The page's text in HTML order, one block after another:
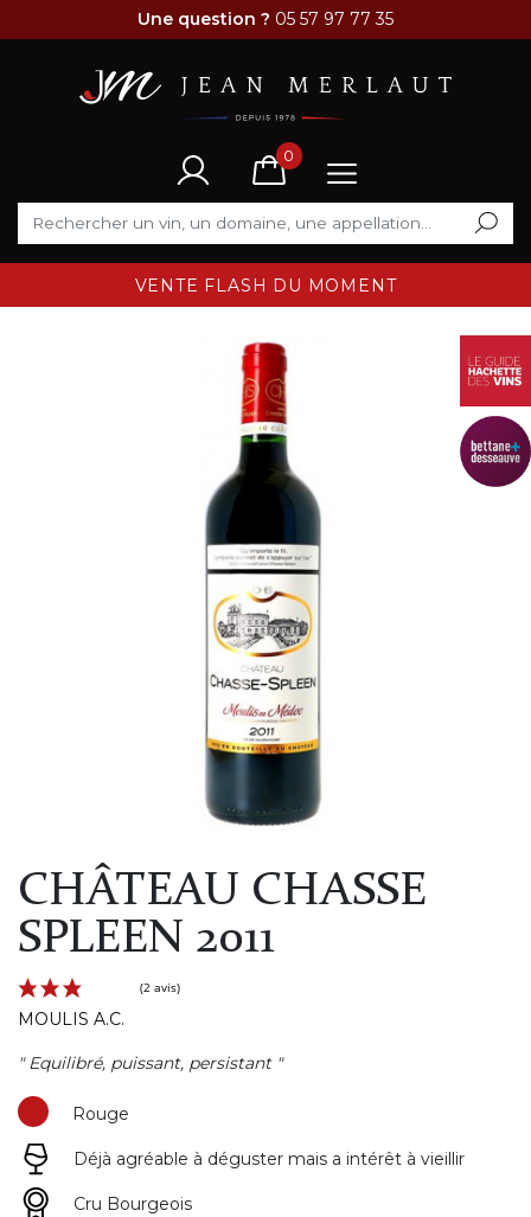
Une question ? 05 57 97 77 35
0
VENTE FLASH DU MOMENT
CHÂTEAU CHASSE
SPLEEN 2011
(2 avis)
MOULIS A.C.
" Equilibré, puissant, persistant "
Rouge
Déjà agréable à déguster mais a intérêt à vieillir
Cru Bourgeois